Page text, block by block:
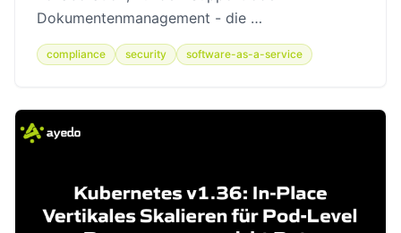
Dokumentenmanagement - die …
compliance security software-as-a-service